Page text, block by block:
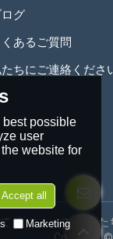
グ
くあるご質問
ちにご連絡くださ
ニュース
私
best possible
user
website for
Accept all
Marketing